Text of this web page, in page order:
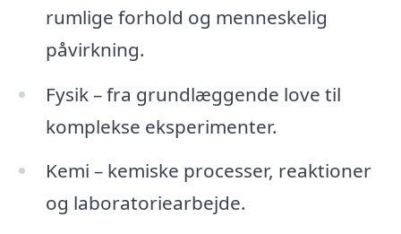
rumlige forhold og menneskelig
påvirkning.
Fysik – fra grundlæggende love til
komplekse eksperimenter.
Kemi – kemiske processer, reaktioner
og laboratoriearbejde.